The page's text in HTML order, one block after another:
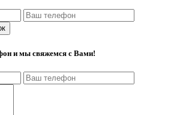
и мы свяжемся с Вами!